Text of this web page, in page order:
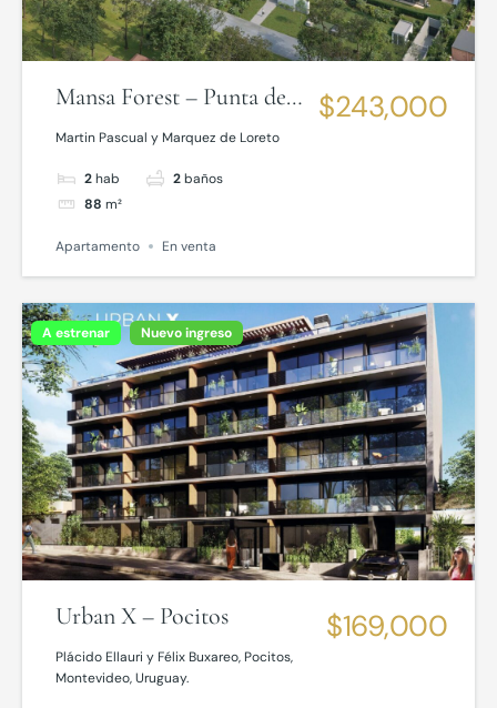
Mansa Forest – Punta del
Este
Martin Pascual y Marquez de Loreto
2hab 2baños
88 m²
$243,000
Apartamento En venta
A estrenar Nuevo ingreso
Urban X – Pocitos
Plácido Ellauri y Félix Buxareo, Pocitos,
Montevideo, Uruguay.
$169,000